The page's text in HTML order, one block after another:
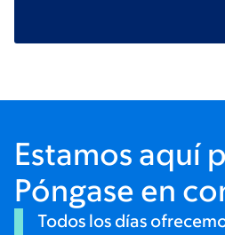
Estamos aquí
Póngase en
Todos los días